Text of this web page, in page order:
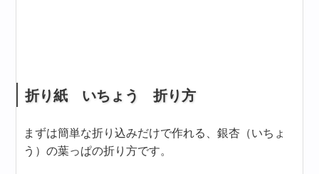
折り紙 いちょう 折り方
まずは簡単な折り込みだけで作れる、銀杏（いちょ
う）の葉っぱの折り方です。